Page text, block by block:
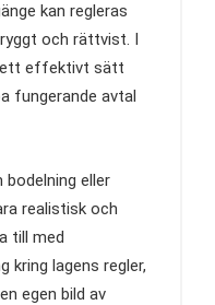
kan regleras
och rättvist. I
ett effektivt sätt
fungerande avtal
eller
realistisk och
till med
kring lagens regler,
egen bild av